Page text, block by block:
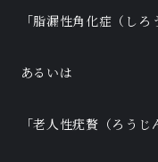
「脂漏性角化症（しろ
あるいは
「老人性疣贅（ろう